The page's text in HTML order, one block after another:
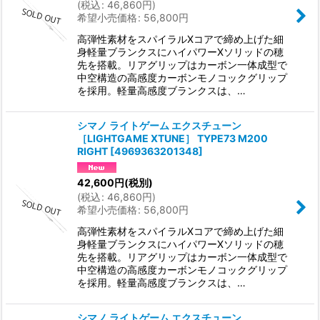
(税込: 46,860円)
希望小売価格: 56,800円
高弾性素材をスパイラルXコアで締め上げた細
身軽量ブランクスにハイパワーXソリッドの穂
先を搭載。リアグリップはカーボン一体成型で
中空構造の高感度カーボンモノコックグリップ
を採用。軽量高感度ブランクスは、…
シマノ ライトゲーム エクスチューン
［LIGHTGAME XTUNE］ TYPE73 M200
RIGHT [4969363201348]
42,600円(税別)
(税込: 46,860円)
希望小売価格: 56,800円
高弾性素材をスパイラルXコアで締め上げた細
身軽量ブランクスにハイパワーXソリッドの穂
先を搭載。リアグリップはカーボン一体成型で
中空構造の高感度カーボンモノコックグリップ
を採用。軽量高感度ブランクスは、…
シマノ ライトゲーム エクスチューン